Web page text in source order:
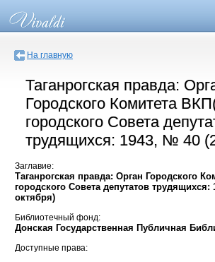
На главную
Таганрогская правда:
Городского Комитета
городского Совета
трудящихся: 1943, № 40
Заглавие:
Таганрогская правда: Орган Городского
городского Совета депутатов
октября)
Библиотечный фонд:
Донская Государственная Публичная
Доступные права: